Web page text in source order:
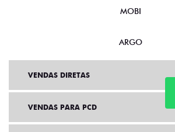
MOBI
ARGO
VENDAS DIRETAS
VENDAS PARA PCD